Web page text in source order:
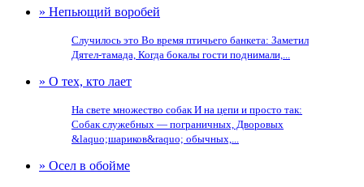
» Непьющий воробей
Случилось это Во время птичьего банкета: Заметил
Дятел-тамада, Когда бокалы гости поднимали,...
» О тех, кто лает
На свете множество собак И на цепи и просто так:
Собак служебных — пограничных, Дворовых
&laquo;шариков&raquo; обычных,...
» Осел в обойме